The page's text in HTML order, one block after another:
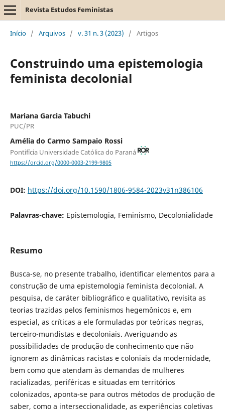
Revista Estudos Feministas
Início / Arquivos / v. 31 n. 3 (2023) / Artigos
Construindo uma epistemologia
feminista decolonial
Mariana Garcia Tabuchi
PUC/PR
Amélia do Carmo Sampaio Rossi
Pontifícia Universidade Católica do Paraná
https://orcid.org/0000-0003-2199-9805
DOI: https://doi.org/10.1590/1806-9584-2023v31n386106
Palavras-chave: Epistemologia, Feminismo, Decolonialidade
Resumo
Busca-se, no presente trabalho, identificar elementos para a
construção de uma epistemologia feminista decolonial. A
pesquisa, de caráter bibliográfico e qualitativo, revisita as
teorias trazidas pelos feminismos hegemônicos e, em
especial, as críticas a ele formuladas por teóricas negras,
terceiro-mundistas e decoloniais. Averiguando as
possibilidades de produção de conhecimento que não
ignorem as dinâmicas racistas e coloniais da modernidade,
bem como que atendam às demandas de mulheres
racializadas, periféricas e situadas em territórios
colonizados, aponta-se para outros métodos de produção de
saber, como a interseccionalidade, as experiências coletivas